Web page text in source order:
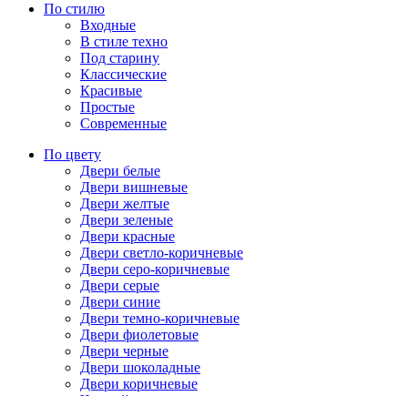
По стилю
Входные
В стиле техно
Под старину
Классические
Красивые
Простые
Современные
По цвету
Двери белые
Двери вишневые
Двери желтые
Двери зеленые
Двери красные
Двери светло-коричневые
Двери серо-коричневые
Двери серые
Двери синие
Двери темно-коричневые
Двери фиолетовые
Двери черные
Двери шоколадные
Двери коричневые